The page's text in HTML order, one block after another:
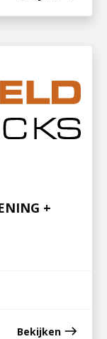
+
Bekijken east